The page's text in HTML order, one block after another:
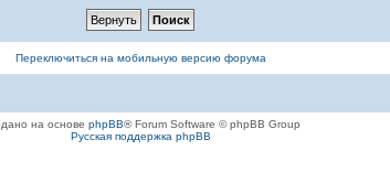
Переключиться на мобильную версию форума
на основе phpBB® Forum Software © phpBB Group
Русская поддержка phpBB